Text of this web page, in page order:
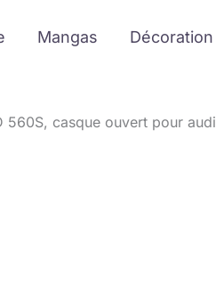
Mangas Décoration
560S, casque ouvert pour